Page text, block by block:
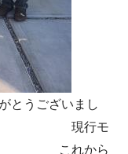
とうございまし
モ
これから